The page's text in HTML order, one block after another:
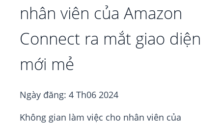
nhân viên của Amazon
Connect ra mắt giao diện
mới mẻ
Ngày đăng: 4 Th06 2024
Không gian làm việc cho nhân viên của